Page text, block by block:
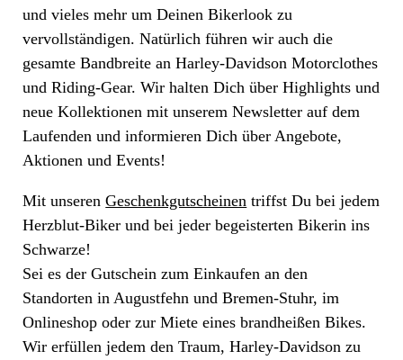
und vieles mehr um Deinen Bikerlook zu
vervollständigen. Natürlich führen wir auch die
gesamte Bandbreite an Harley-Davidson Motorclothes
und Riding-Gear. Wir halten Dich über Highlights und
neue Kollektionen mit unserem Newsletter auf dem
Laufenden und informieren Dich über Angebote,
Aktionen und Events!
Mit unserenGeschenkgutscheinen triffst Du bei jedem
Herzblut-Biker und bei jeder begeisterten Bikerin ins
Schwarze!
Sei es der Gutschein zum Einkaufen an den
Standorten in Augustfehn und Bremen-Stuhr, im
Onlineshop oder zur Miete eines brandheißen Bikes.
Wir erfüllen jedem den Traum, Harley-Davidson zu